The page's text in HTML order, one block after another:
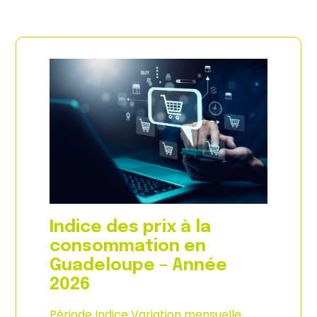
Indice des prix à la
consommation en
Guadeloupe – Année
2026